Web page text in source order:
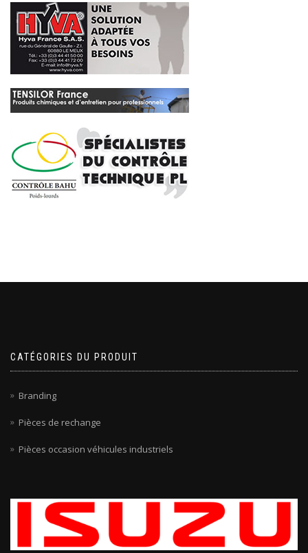
CATÉGORIES DU PRODUIT
Branding
Pièces de rechange
Pièces occasion véhicules industriels